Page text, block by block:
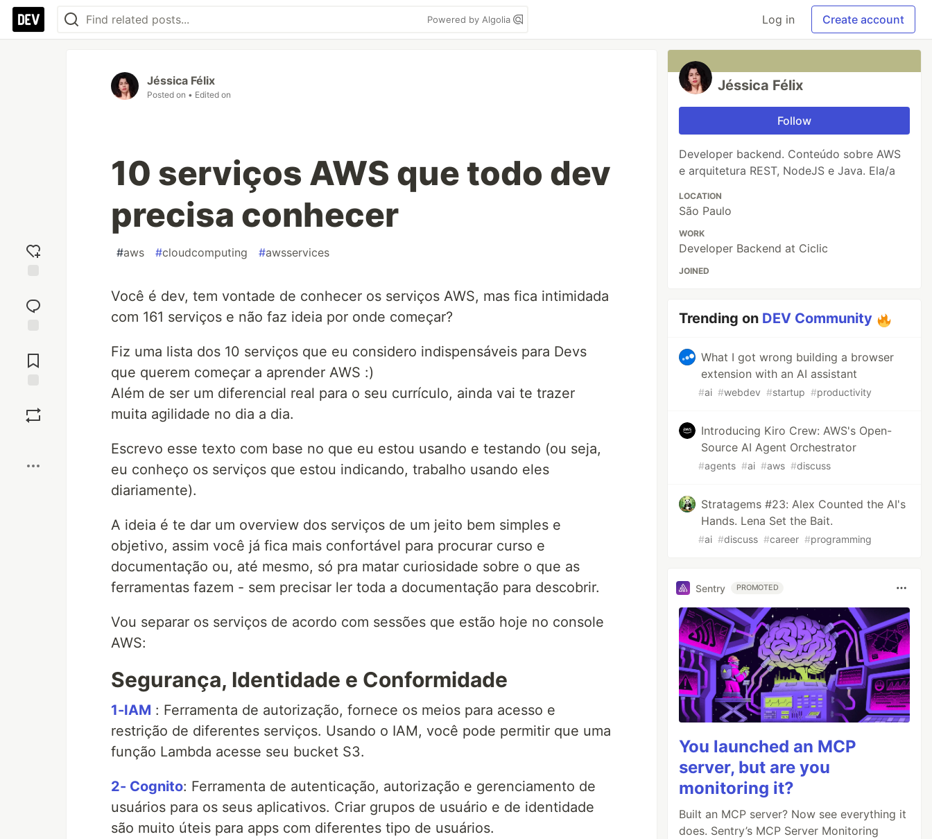
Powered by Algolia Log in Create account
reaction
Comments
Jéssica Félix
Posted on • Edited on
10 serviços AWS que todo dev
precisa conhecer
#aws #cloudcomputing #awsservices
Você é dev, tem vontade de conhecer os serviços AWS, mas fica intimidada
com 161 serviços e não faz ideia por onde começar?
Fiz uma lista dos 10 serviços que eu considero indispensáveis para Devs
que querem começar a aprender AWS :)
Além de ser um diferencial real para o seu currículo, ainda vai te trazer
muita agilidade no dia a dia.
Escrevo esse texto com base no que eu estou usando e testando (ou seja,
eu conheço os serviços que estou indicando, trabalho usando eles
diariamente).
A ideia é te dar um overview dos serviços de um jeito bem simples e
objetivo, assim você já fica mais confortável para procurar curso e
documentação ou, até mesmo, só pra matar curiosidade sobre o que as
ferramentas fazem - sem precisar ler toda a documentação para descobrir.
Vou separar os serviços de acordo com sessões que estão hoje no console
AWS:
Segurança, Identidade e Conformidade
1-IAM : Ferramenta de autorização, fornece os meios para acesso e
restrição de diferentes serviços. Usando o IAM, você pode permitir que uma
função Lambda acesse seu bucket S3.
2- Cognito: Ferramenta de autenticação, autorização e gerenciamento de
usuários para os seus aplicativos. Criar grupos de usuário e de identidade
são muito úteis para apps com diferentes tipo de usuários.
Jéssica Félix
Follow
Developer backend. Conteúdo sobre AWS
e arquitetura REST, NodeJS e Java. Ela/a
LOCATION
São Paulo
WORK
Developer Backend at Ciclic
JOINED
Trending on DEV Community
What I got wrong building a browser
extension with an AI assistant
#ai #webdev #startup #productivity
Introducing Kiro Crew: AWS's Open-
Source AI Agent Orchestrator
#agents #ai #aws #discuss
Stratagems #23: Alex Counted the AI's
Hands. Lena Set the Bait.
#ai #discuss #career #programming
Sentry PROMOTED
You launched an MCP
server, but are you
monitoring it?
Built an MCP server? Now see everything it
does. Sentry’s MCP Server Monitoring